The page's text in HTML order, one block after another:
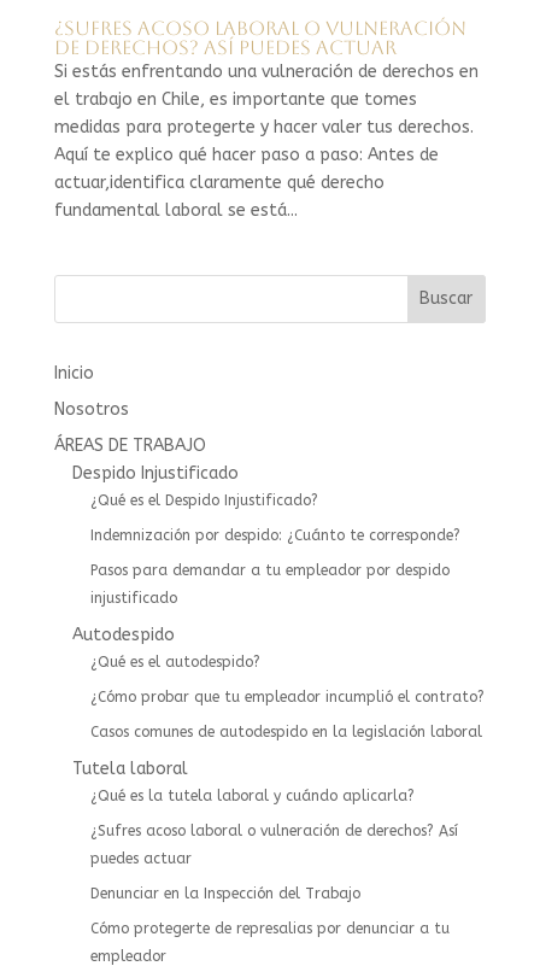
¿Sufres acoso laboral o vulneración
de derechos? Así puedes actuar
Si estás enfrentando una vulneración de derechos en
el trabajo en Chile, es importante que tomes
medidas para protegerte y hacer valer tus derechos.
Aquí te explico qué hacer paso a paso: Antes de
actuar,identifica claramente qué derecho
fundamental laboral se está...
Buscar
Inicio
Nosotros
ÁREAS DE TRABAJO
Despido Injustificado
¿Qué es el Despido Injustificado?
Indemnización por despido: ¿Cuánto te corresponde?
Pasos para demandar a tu empleador por despido
injustificado
Autodespido
¿Qué es el autodespido?
¿Cómo probar que tu empleador incumplió el contrato?
Casos comunes de autodespido en la legislación laboral
Tutela laboral
¿Qué es la tutela laboral y cuándo aplicarla?
¿Sufres acoso laboral o vulneración de derechos? Así
puedes actuar
⁠Denunciar en la Inspección del Trabajo
Cómo protegerte de represalias por denunciar a tu
empleador